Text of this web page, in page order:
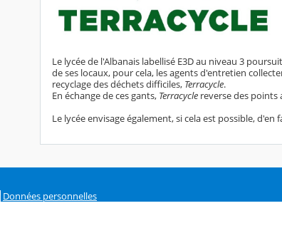
Le lycée de l'Albanais labellisé E3D au niveau 3
de ses locaux, pour cela, les agents d'entretien
recyclage des déchets difficiles, Terracycle.
En échange de ces gants, Terracycle reverse des points
Le lycée envisage également, si cela est possible,
Données personnelles